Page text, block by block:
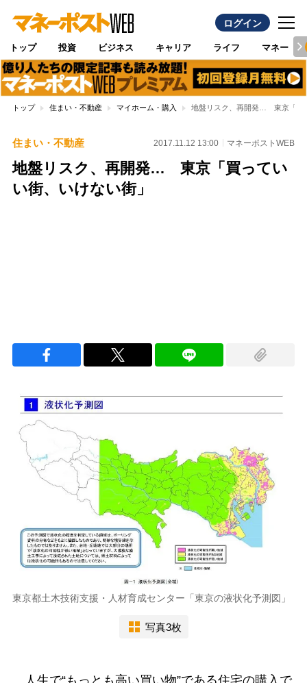
ログイン
トップ 投資 ビジネス キャリア ライフ マネー
トップ 住まい・不動産 マイホーム・購入 地盤リスク、再開発… 東京「買
住まい・不動産 2017.11.12 13:00 マネーポストWEB
地盤リスク、再開発… 東京「買ってい
い街、いけない街」
東京都土木技術支援・人材育成センター「東京の液状化予測図」
写真3枚
人生で“もっとも高い買い物”である住宅の購入で